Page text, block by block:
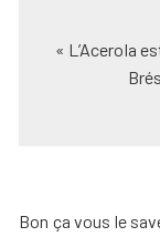
« L’Acerola
Bon ça vous le